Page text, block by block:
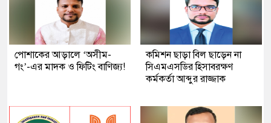
পোশাকের আড়ালে ‘অসীম-
গং’-এর মাদক ও ফিটিং বাণিজ্য!
কমিশন ছাড়া বিল ছাড়েন না
সিএমএসডির হিসাবরক্ষণ
কর্মকর্তা আব্দুর রাজ্জাক